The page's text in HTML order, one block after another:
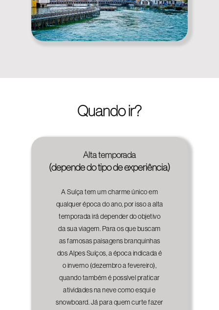
Quando ir?
Alta temporada
(depende do tipo de experiência)
A Suíça tem um charme único em
qualquer época do ano, por isso a alta
temporada irá depender do objetivo
da sua viagem. Para os que buscam
as famosas paisagens branquinhas
dos Alpes Suíços, a época indicada é
o inverno (dezembro a fevereiro),
quando também é possível praticar
atividades na neve como esqui e
snowboard. Já para quem curte fazer